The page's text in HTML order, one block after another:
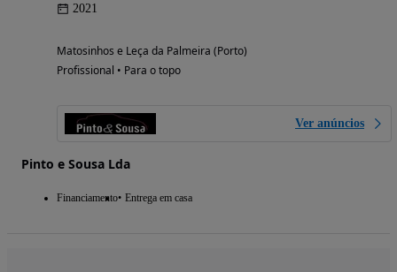
2021
Matosinhos e Leça da Palmeira (Porto)
Profissional • Para o topo
Ver anúncios
Pinto e Sousa Lda
Financiamento Entrega em casa